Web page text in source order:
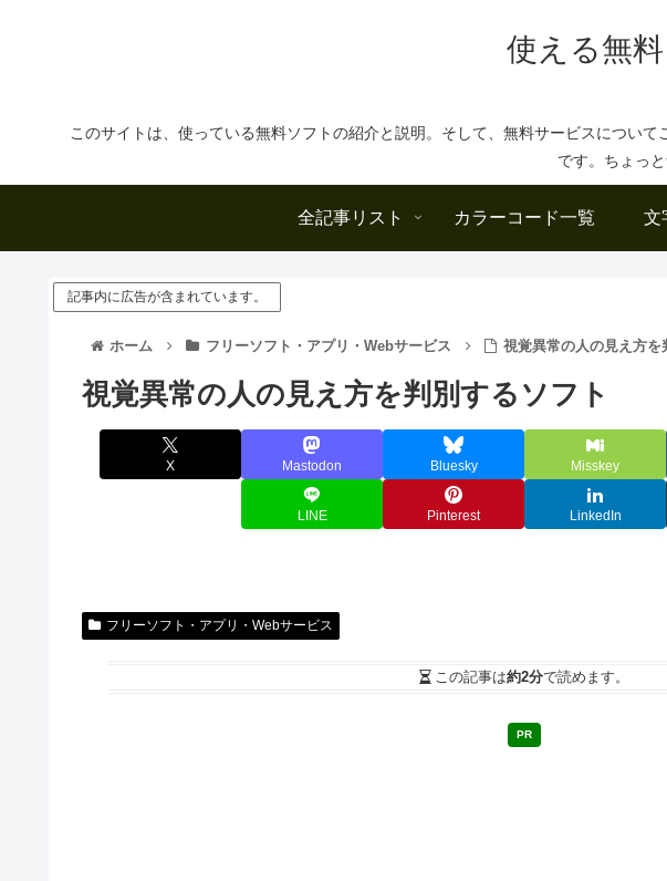
使える無
このサイトは、使っている無料ソフトの紹介と説明。そして、無料サービスについ
です。ちょっ
全記事リスト カラーコード一覧 文
記事内に広告が含まれています。
ホーム フリーソフト・アプリ・Webサービス 視覚異常の人の見え方を
視覚異常の人の見え方を判別するソフト
X Mastodon Bluesky Misskey
LINE Pinterest LinkedIn
フリーソフト・アプリ・Webサービス
この記事は約2分で読めます。
PR